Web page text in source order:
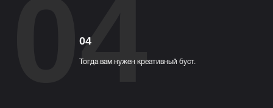
04
Тогда вам нужен креативный буст.
04